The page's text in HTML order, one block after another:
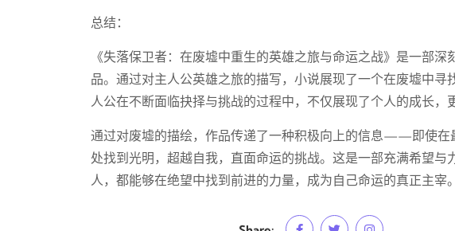
总结：
《失落保卫者：在废墟中重生的英雄之旅与命运之战》是一部
品。通过对主人公英雄之旅的描写，小说展现了一个在废墟中寻
人公在不断面临抉择与挑战的过程中，不仅展现了个人的成长，
通过对废墟的描绘，作品传递了一种积极向上的信息——即使在
处找到光明，超越自我，直面命运的挑战。这是一部充满希望与
人，都能够在绝望中找到前进的力量，成为自己命运的真正主宰。